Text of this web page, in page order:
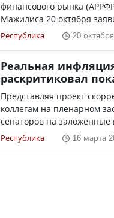
финансового рынка
Мажилиса 20 октября
Республика 20
Реальная
раскритиковал
Представляя проект
коллегам на пленарном
сенаторов на заложенные
Республика 16 марта